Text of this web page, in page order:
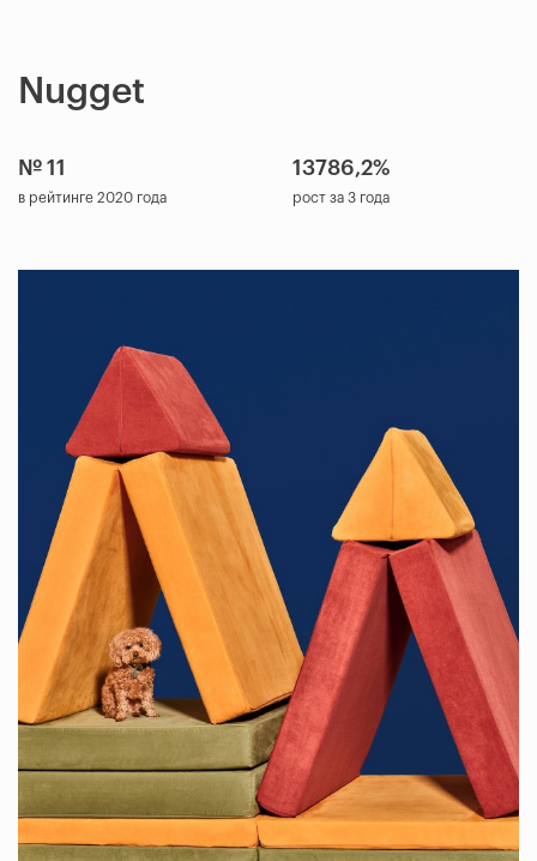
Nugget
№ 11
в рейтинге 2020 года
13786,2%
рост за 3 года